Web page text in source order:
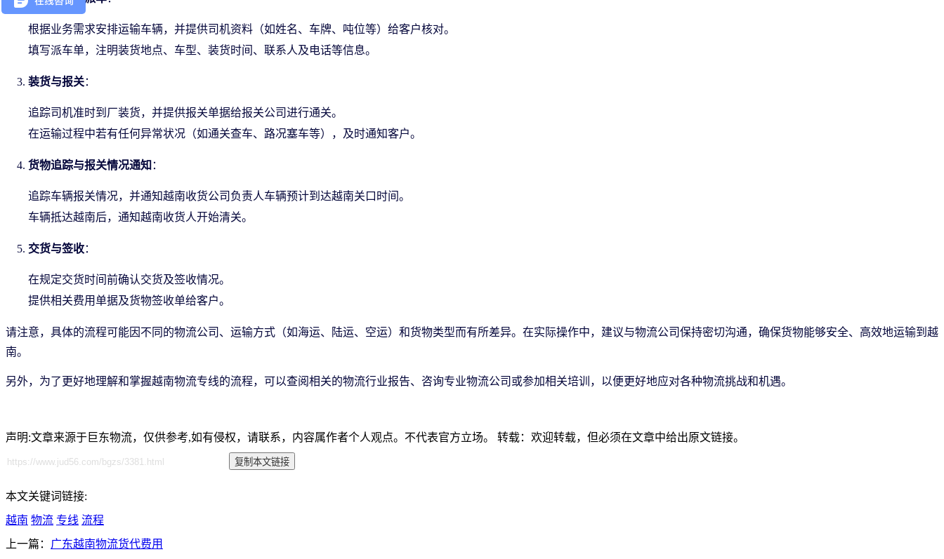
根据业务需求安排运输车辆，并提供司机资料（如姓名、车牌、吨位等）给客户核对。
填写派车单，注明装货地点、车型、装货时间、联系人及电话等信息。
装货与报关：
追踪司机准时到厂装货，并提供报关单据给报关公司进行通关。
在运输过程中若有任何异常状况（如通关查车、路况塞车等），及时通知客户。
货物追踪与报关情况通知：
追踪车辆报关情况，并通知越南收货公司负责人车辆预计到达越南关口时间。
车辆抵达越南后，通知越南收货人开始清关。
交货与签收：
在规定交货时间前确认交货及签收情况。
提供相关费用单据及货物签收单给客户。
请注意，具体的流程可能因不同的物流公司、运输方式（如海运、陆运、空运）和货物类型而有所差异。在实际操作中，建议与物流公司保持密切沟通，确保货物能够安全、高效地运输到越
南。
另外，为了更好地理解和掌握越南物流专线的流程，可以查阅相关的物流行业报告、咨询专业物流公司或参加相关培训，以便更好地应对各种物流挑战和机遇。
声明:文章来源于巨东物流，仅供参考,如有侵权，请联系，内容属作者个人观点。不代表官方立场。 转载：欢迎转载，但必须在文章中给出原文链接。
本文关键词链接:
越南 物流 专线 流程
上一篇： 广东越南物流货代费用